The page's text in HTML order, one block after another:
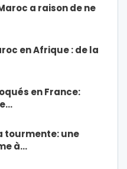
a raison de ne
en Afrique : de la
en France:
tourmente: une
à…